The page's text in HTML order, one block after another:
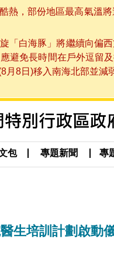
熱，部份地區最高氣溫
「白海豚」將繼續向偏
避免長時間在戶外逗留
月8日)移入南海北部並
包 專題新聞 專
生培訓計劃啟動